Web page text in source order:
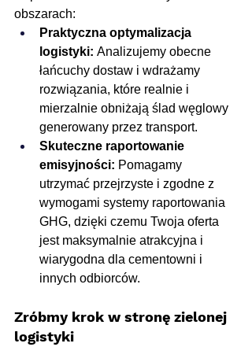
obszarach:
Praktyczna optymalizacja
logistyki: Analizujemy obecne
łańcuchy dostaw i wdrażamy
rozwiązania, które realnie i
mierzalnie obniżają ślad węglowy
generowany przez transport.
Skuteczne raportowanie
emisyjności: Pomagamy
utrzymać przejrzyste i zgodne z
wymogami systemy raportowania
GHG, dzięki czemu Twoja oferta
jest maksymalnie atrakcyjna i
wiarygodna dla cementowni i
innych odbiorców.
Zróbmy krok w stronę zielonej
logistyki